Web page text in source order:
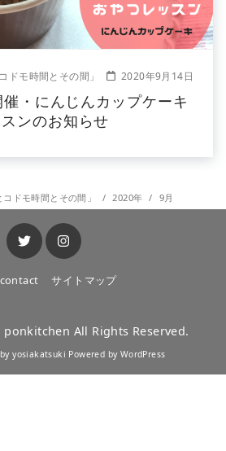
ドモ時間とその間」 2020年9月14日
催・にんじんカップケーキ
ンのお知らせ
ドモ時間とその間」 2020年 9月
contact サイトマップ
ponkitchen All Rights Reserved.
byyosiakatsuki Powered by WordPress